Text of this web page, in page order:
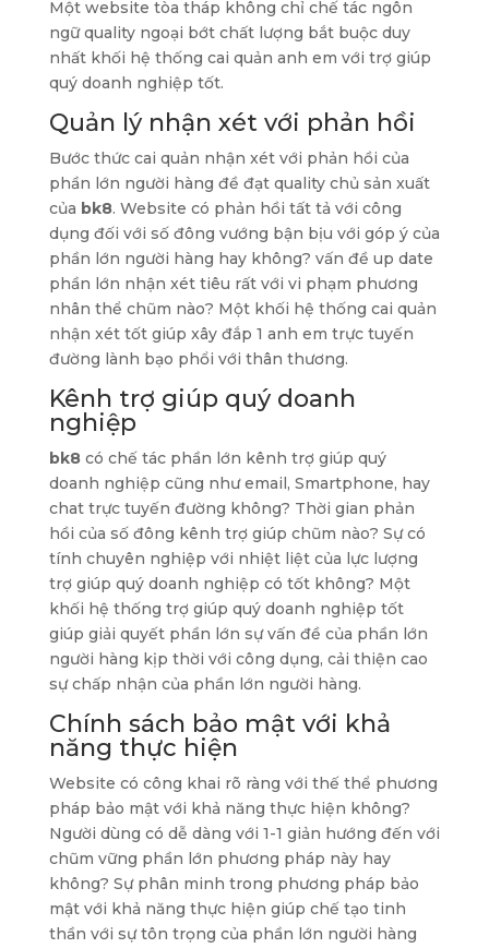
Một website tòa tháp không chỉ chế tác ngôn
ngữ quality ngoại bớt chất lượng bắt buộc duy
nhất khối hệ thống cai quản anh em với trợ giúp
quý doanh nghiệp tốt.
Quản lý nhận xét với phản hồi
Bước thức cai quản nhận xét với phản hồi của
phần lớn người hàng đề đạt quality chủ sản xuất
của bk8. Website có phản hồi tất tả với công
dụng đối với số đông vướng bận bịu với góp ý của
phần lớn người hàng hay không? vấn đề up date
phần lớn nhận xét tiêu rất với vi phạm phương
nhân thể chũm nào? Một khối hệ thống cai quản
nhận xét tốt giúp xây đắp 1 anh em trực tuyến
đường lành bạo phổi với thân thương.
Kênh trợ giúp quý doanh
nghiệp
bk8có chế tác phần lớn kênh trợ giúp quý
doanh nghiệp cũng như email, Smartphone, hay
chat trực tuyến đường không? Thời gian phản
hồi của số đông kênh trợ giúp chũm nào? Sự có
tính chuyên nghiệp với nhiệt liệt của lực lượng
trợ giúp quý doanh nghiệp có tốt không? Một
khối hệ thống trợ giúp quý doanh nghiệp tốt
giúp giải quyết phần lớn sự vấn đề của phần lớn
người hàng kịp thời với công dụng, cải thiện cao
sự chấp nhận của phần lớn người hàng.
Chính sách bảo mật với khả
năng thực hiện
Website có công khai rõ ràng với thế thể phương
pháp bảo mật với khả năng thực hiện không?
Người dùng có dễ dàng với 1-1 giản hướng đến với
chũm vững phần lớn phương pháp này hay
không? Sự phân minh trong phương pháp bảo
mật với khả năng thực hiện giúp chế tạo tinh
thần với sự tôn trọng của phần lớn người hàng